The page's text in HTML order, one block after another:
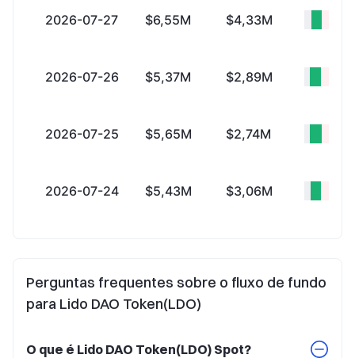
2026-07-27 $6,55M $4,33M
2026-07-26 $5,37M $2,89M
2026-07-25 $5,65M $2,74M
2026-07-24 $5,43M $3,06M
Perguntas frequentes sobre o fluxo de fundo
para Lido DAO Token(LDO)
O que é Lido DAO Token(LDO) Spot?